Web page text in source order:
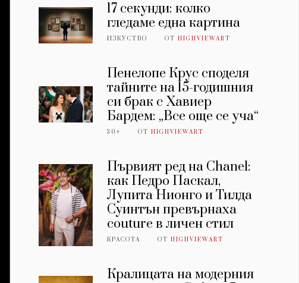
17 секунди: колко
гледаме една картина
ИЗКУСТВО ОТHIGHVIEWART
Пенелопе Крус споделя
тайните на 15-годишния
си брак с Хавиер
Бардем: „Все още се уча“
30+ ОТHIGHVIEWART
Първият ред на Chanel:
как Педро Паскал,
Лупита Нионго и Тилда
Суинтън превърнаха
couture в личен стил
КРАСОТА ОТHIGHVIEWART
Кралицата на модерния